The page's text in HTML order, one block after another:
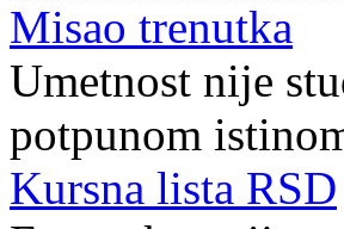
Misao trenutka
Umetnost nije
potpunom
Kursna lista RSD